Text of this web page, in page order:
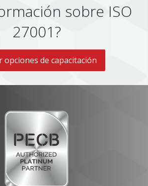
sobre ISO
27001?
opciones de capacitación